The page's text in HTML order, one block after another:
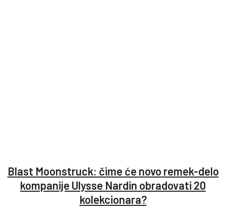
Blast Moonstruck: čime će novo remek-delo
kompanije Ulysse Nardin obradovati 20
kolekcionara?